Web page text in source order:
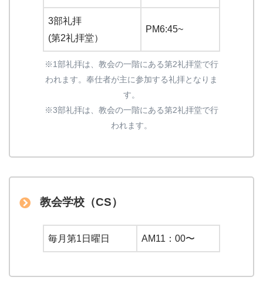
3部礼拝
(第2礼拝堂）
PM6:45~
※1部礼拝は、教会の一階にある第2礼拝堂で行
われます。奉仕者が主に参加する礼拝となりま
す。
※3部礼拝は、教会の一階にある第2礼拝堂で行
われます。
教会学校（CS）
毎月第1日曜日 AM11：00〜